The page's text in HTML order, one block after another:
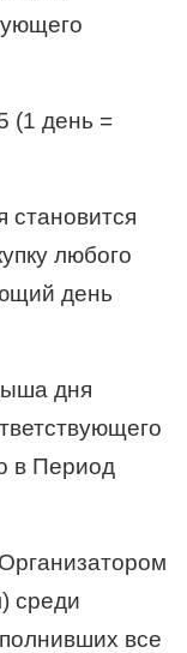
(1 день =
становится
любого
день
дня
в Период
среди
все